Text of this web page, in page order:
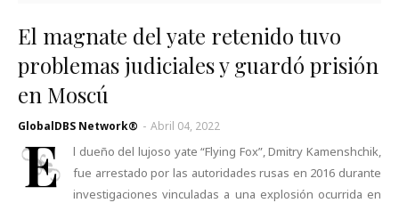
El magnate del yate retenido tuvo
problemas judiciales y guardó prisión
en Moscú
GlobalDBS Network® - Abril 04, 2022
E
l dueño del lujoso yate “Flying Fox”, Dmitry Kamenshchik,
fue arrestado por las autoridades rusas en 2016 durante
investigaciones vinculadas a una explosión ocurrida en